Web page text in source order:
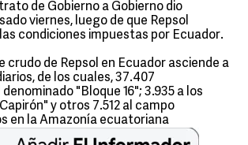
de Gobierno a Gobierno dio
viernes, luego de que Repsol
condiciones impuestas por Ecuador.
crudo de Repsol en Ecuador asciende a
de los cuales, 37.407
"Bloque 16"; 3.935 a los
y otros 7.512 al campo
en la Amazonía ecuatoriana